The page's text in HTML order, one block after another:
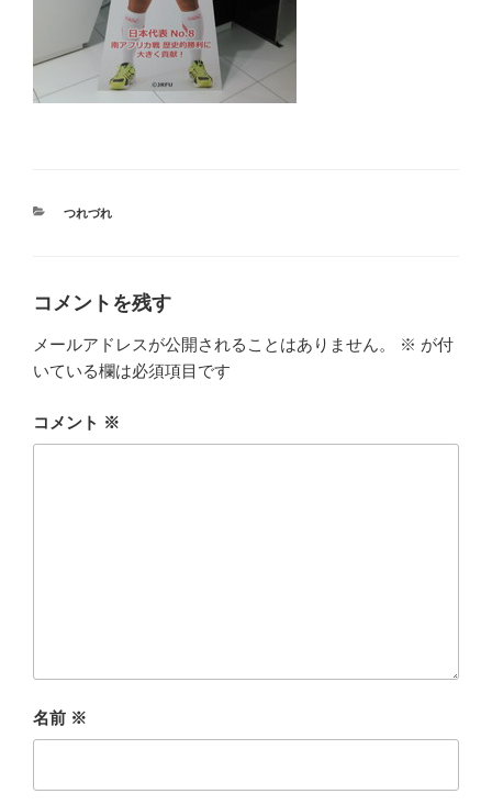
カ
つれづれ
コメントを残す
メールアドレスが公開されることはありません。 ※ が付
いている欄は必須項目です
コメント ※
名前 ※